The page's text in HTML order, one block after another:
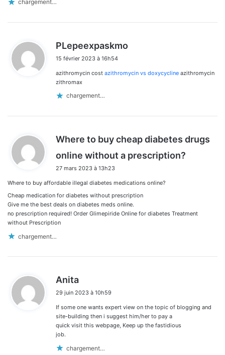
chargement…
PLepeexpaskmo
15 février 2023 à 16h54
azithromycin cost azithromycin vs doxycycline azithromycin
zithromax
chargement…
Where to buy cheap diabetes drugs
online without a prescription?
27 mars 2023 à 13h23
Where to buy affordable illegal diabetes medications online?
Cheap medication for diabetes without prescription
Give me the best deals on diabetes meds online.
no prescription required! Order Glimepiride Online for diabetes Treatment
without Prescription
chargement…
Anita
t
:
29 juin 2023 à 10h59
If some one wants expert view on the topic of blogging and
site-building then i suggest him/her to pay a
quick visit this webpage, Keep up the fastidious
job.
chargement…